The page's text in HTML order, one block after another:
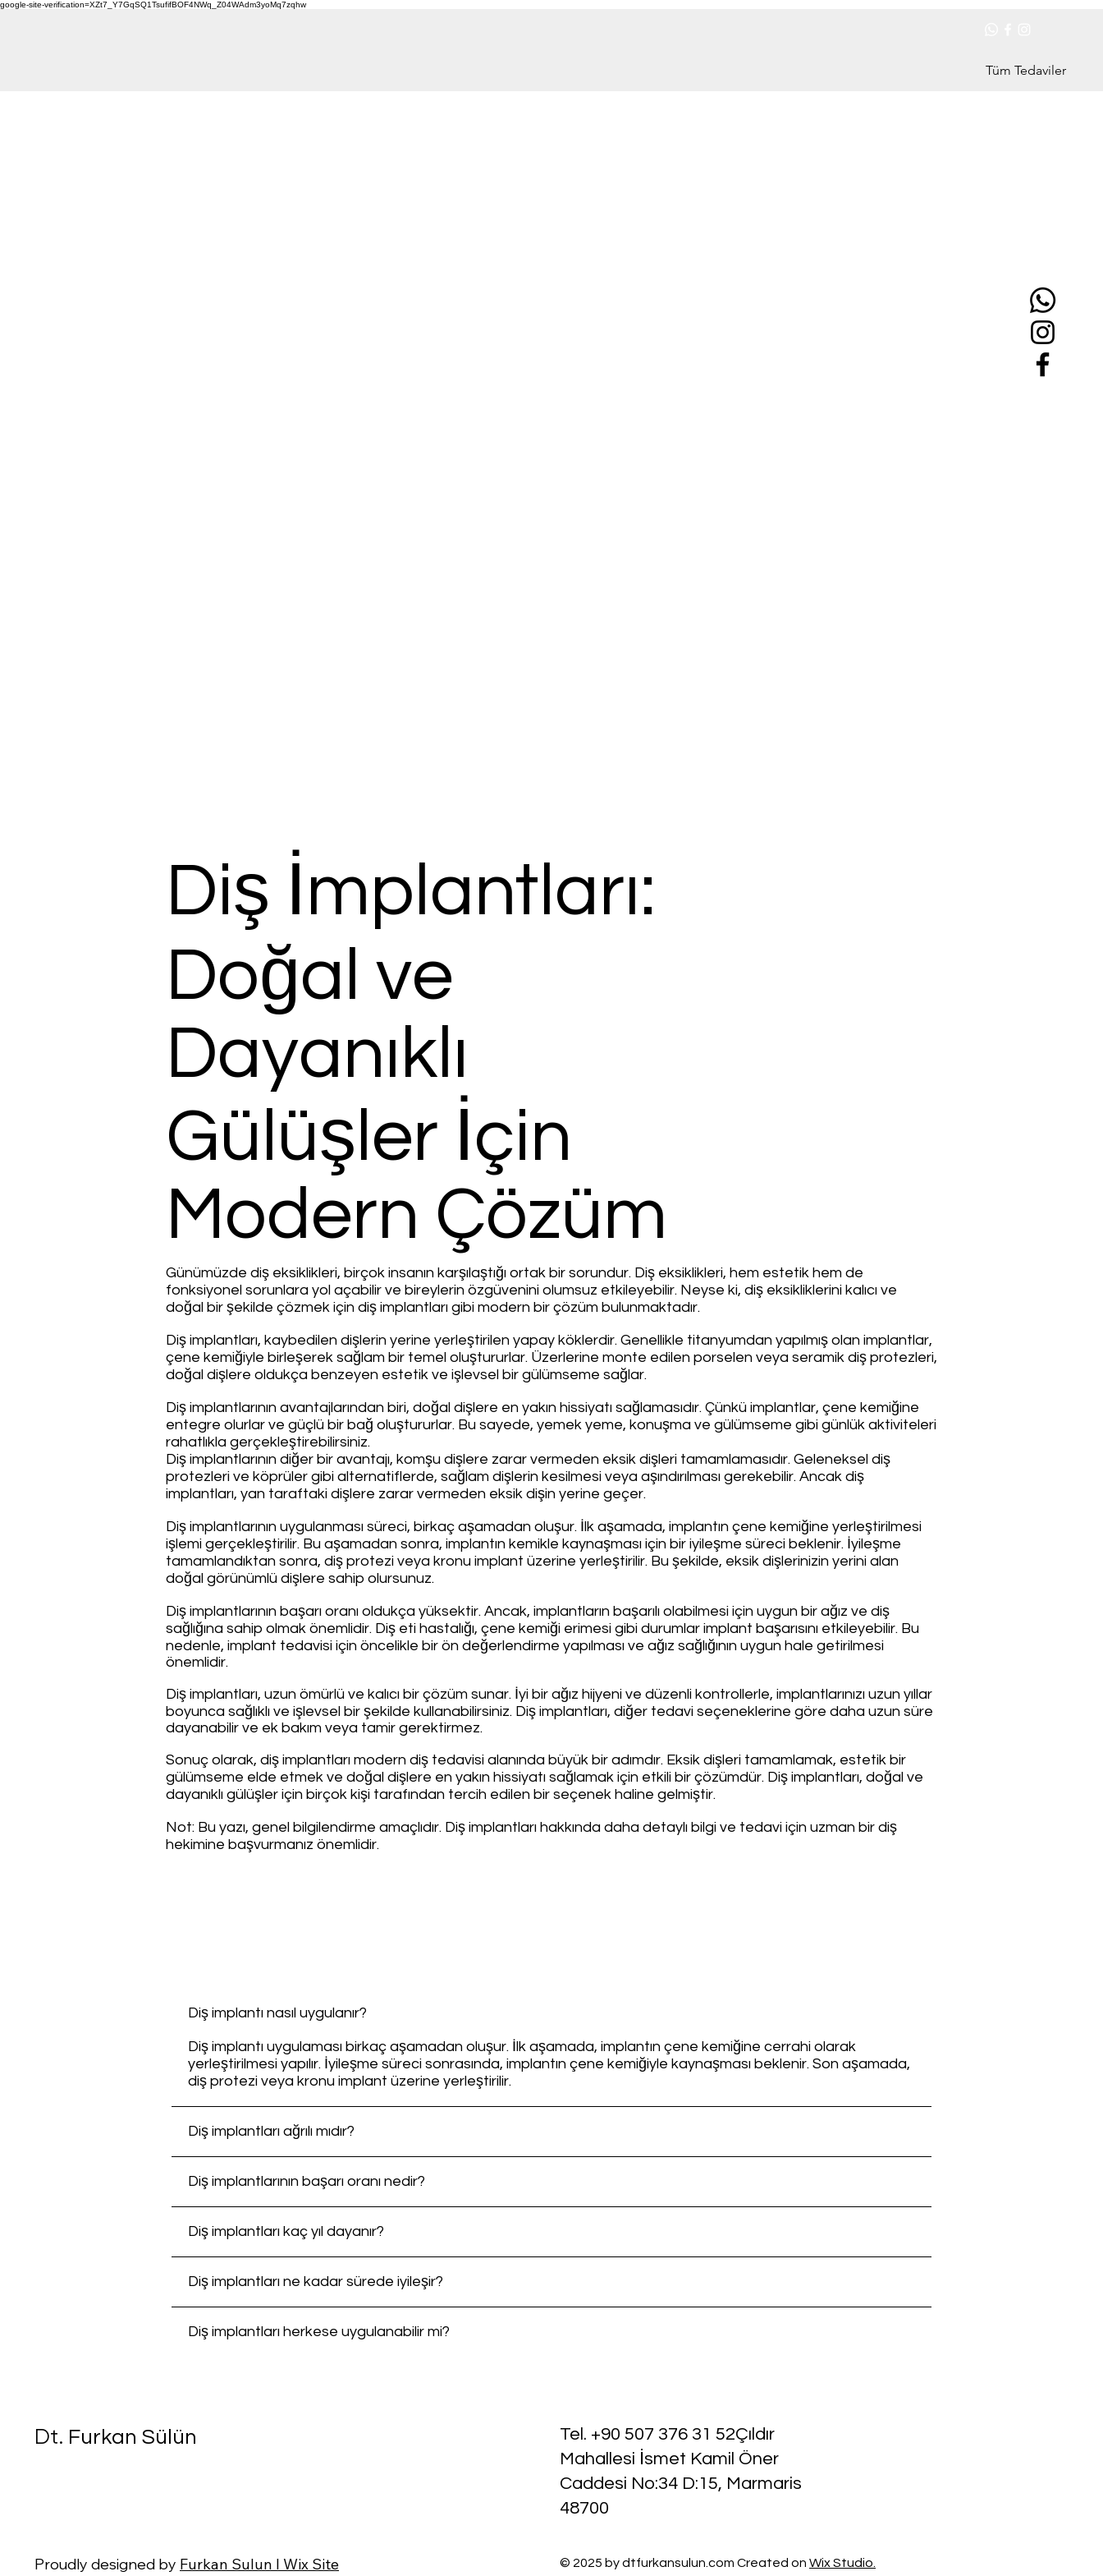
google-site-verification=XZt7_Y7GqSQ1TsufifBOF4NWq_Z04WAdm3yoMq7zqhw
Tüm Tedaviler
Diş İmplantları:
Doğal ve
Dayanıklı
Gülüşler İçin
Modern Çözüm
Günümüzde diş eksiklikleri, birçok insanın karşılaştığı ortak bir sorundur. Diş eksiklikleri, hem estetik hem de
fonksiyonel sorunlara yol açabilir ve bireylerin özgüvenini olumsuz etkileyebilir. Neyse ki, diş eksikliklerini kalıcı ve
doğal bir şekilde çözmek için diş implantları gibi modern bir çözüm bulunmaktadır.
Diş implantları, kaybedilen dişlerin yerine yerleştirilen yapay köklerdir. Genellikle titanyumdan yapılmış olan implantlar,
çene kemiğiyle birleşerek sağlam bir temel oluştururlar. Üzerlerine monte edilen porselen veya seramik diş protezleri,
doğal dişlere oldukça benzeyen estetik ve işlevsel bir gülümseme sağlar.
Diş implantlarının avantajlarından biri, doğal dişlere en yakın hissiyatı sağlamasıdır. Çünkü implantlar, çene kemiğine
entegre olurlar ve güçlü bir bağ oluştururlar. Bu sayede, yemek yeme, konuşma ve gülümseme gibi günlük aktiviteleri
rahatlıkla gerçekleştirebilirsiniz.
Diş implantlarının diğer bir avantajı, komşu dişlere zarar vermeden eksik dişleri tamamlamasıdır. Geleneksel diş
protezleri ve köprüler gibi alternatiflerde, sağlam dişlerin kesilmesi veya aşındırılması gerekebilir. Ancak diş
implantları, yan taraftaki dişlere zarar vermeden eksik dişin yerine geçer.
Diş implantlarının uygulanması süreci, birkaç aşamadan oluşur. İlk aşamada, implantın çene kemiğine yerleştirilmesi
işlemi gerçekleştirilir. Bu aşamadan sonra, implantın kemikle kaynaşması için bir iyileşme süreci beklenir. İyileşme
tamamlandıktan sonra, diş protezi veya kronu implant üzerine yerleştirilir. Bu şekilde, eksik dişlerinizin yerini alan
doğal görünümlü dişlere sahip olursunuz.
Diş implantlarının başarı oranı oldukça yüksektir. Ancak, implantların başarılı olabilmesi için uygun bir ağız ve diş
sağlığına sahip olmak önemlidir. Diş eti hastalığı, çene kemiği erimesi gibi durumlar implant başarısını etkileyebilir. Bu
nedenle, implant tedavisi için öncelikle bir ön değerlendirme yapılması ve ağız sağlığının uygun hale getirilmesi
önemlidir.
Diş implantları, uzun ömürlü ve kalıcı bir çözüm sunar. İyi bir ağız hijyeni ve düzenli kontrollerle, implantlarınızı uzun yıllar
boyunca sağlıklı ve işlevsel bir şekilde kullanabilirsiniz. Diş implantları, diğer tedavi seçeneklerine göre daha uzun süre
dayanabilir ve ek bakım veya tamir gerektirmez.
Sonuç olarak, diş implantları modern diş tedavisi alanında büyük bir adımdır. Eksik dişleri tamamlamak, estetik bir
gülümseme elde etmek ve doğal dişlere en yakın hissiyatı sağlamak için etkili bir çözümdür. Diş implantları, doğal ve
dayanıklı gülüşler için birçok kişi tarafından tercih edilen bir seçenek haline gelmiştir.
Not: Bu yazı, genel bilgilendirme amaçlıdır. Diş implantları hakkında daha detaylı bilgi ve tedavi için uzman bir diş
hekimine başvurmanız önemlidir.
Diş implantı nasıl uygulanır?
Diş implantı uygulaması birkaç aşamadan oluşur. İlk aşamada, implantın çene kemiğine cerrahi olarak
yerleştirilmesi yapılır. İyileşme süreci sonrasında, implantın çene kemiğiyle kaynaşması beklenir. Son aşamada,
diş protezi veya kronu implant üzerine yerleştirilir.
Diş implantları ağrılı mıdır?
Diş implantlarının başarı oranı nedir?
Diş implantları kaç yıl dayanır?
Diş implantları ne kadar sürede iyileşir?
Diş implantları herkese uygulanabilir mi?
Dt. Furkan Sülün
Tel. +90 507 376 31 52Çıldır
Mahallesi İsmet Kamil Öner
Caddesi No:34 D:15, Marmaris
48700
Proudly designed by Furkan Sulun I Wix Site © 2025 by dtfurkansulun.com Created on Wix Studio.